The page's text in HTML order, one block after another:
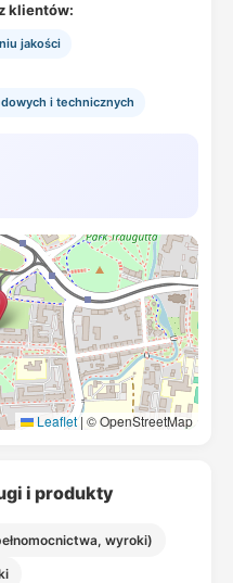
klientów:
jakości
i technicznych
Leaflet | © OpenStreetMap
i produkty
wyroki)